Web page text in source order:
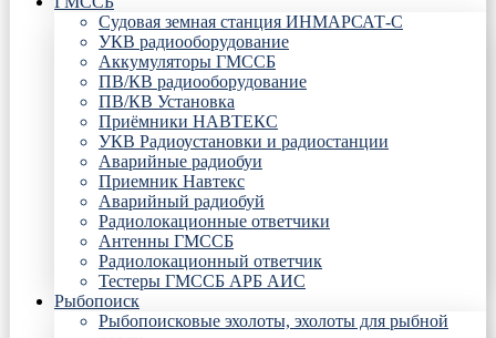
Судовая земная станция ИНМАРСАТ-С
УКВ радиооборудование
Аккумуляторы ГМССБ
ПВ/КВ радиооборудование
ПВ/КВ Установка
Приёмники НАВТЕКС
УКВ Радиоустановки и радиостанции
Аварийные радиобуи
Приемник Навтекс
Аварийный радиобуй
Радиолокационные ответчики
Антенны ГМССБ
Радиолокационный ответчик
Тестеры ГМССБ АРБ АИС
Рыбопоиск
Рыбопоисковые эхолоты, эхолоты для рыбной